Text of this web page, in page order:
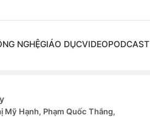
NGHỆGIÁO DỤCVIDEOPODCAST
Mỹ Hạnh, Phạm Quốc Thắng,